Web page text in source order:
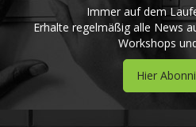
Immer auf dem
Erhalte regelmäßig alle News
Workshops
Hier